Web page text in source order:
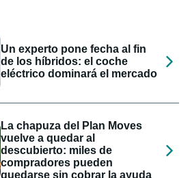
Un experto pone fecha al fin
de los híbridos: el coche
eléctrico dominará el mercado
La chapuza del Plan Moves
vuelve a quedar al
descubierto: miles de
compradores pueden
quedarse sin cobrar la ayuda